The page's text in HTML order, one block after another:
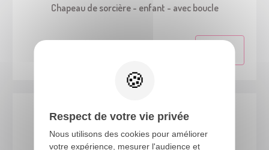
Chapeau de sorcière - enfant - avec boucle
Respect de votre vie privée
Nous utilisons des cookies pour améliorer
votre expérience, mesurer l'audience et